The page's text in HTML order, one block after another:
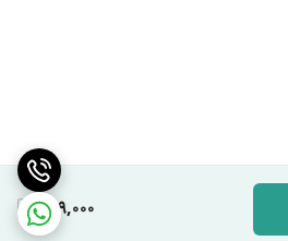
649,000